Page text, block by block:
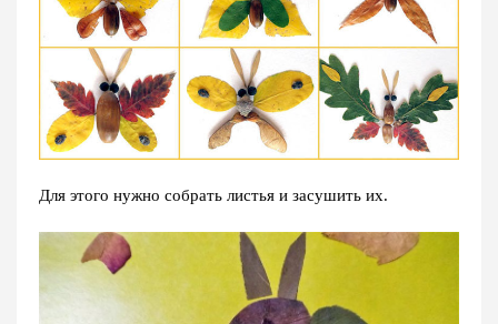
Для этого нужно собрать листья и засушить их.